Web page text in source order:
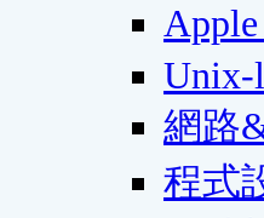
Unix-
網路
程式